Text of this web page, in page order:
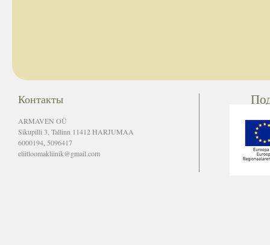
Контакты
ARMAVEN OÜ
Sikupilli 3, Tallinn 11412 HARJUMAA
6000194, 5096417
eliitloomakliinik@gmail.com